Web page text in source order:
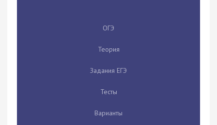
ОГЭ
Теория
Задания ЕГЭ
Тесты
Варианты